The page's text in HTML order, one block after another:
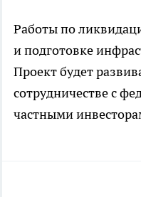
Работы по
и подготовке
Проект будет
сотрудничестве с
частными